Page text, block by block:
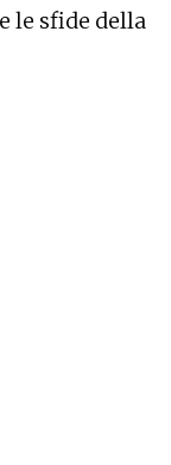
le sfide della